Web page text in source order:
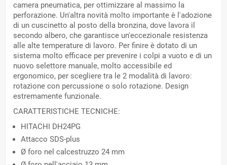
camera pneumatica, per ottimizzare al massimo la
perforazione. Un'altra novità molto importante è l'adozione
di un cuscinetto al posto della bronzina, dove lavora il
secondo albero, che garantisce un'eccezionale resistenza
alle alte temperature di lavoro. Per finire è dotato di un
sistema molto efficace per prevenire i colpi a vuoto e di un
nuovo selettore manuale, molto accessibile ed
ergonomico, per scegliere tra le 2 modalità di lavoro:
rotazione con percussione o solo rotazione. Design
estremamente funzionale.
CARATTERISTICHE TECNICHE:
HITACHI DH24PG
Attacco SDS-plus
Ø foro nel calcestruzzo 24 mm